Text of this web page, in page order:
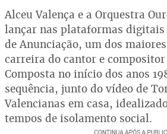
Alceu Valença e a Orquestra
lançar nas plataformas digitais
de Anunciação, um dos
carreira do cantor e
Composta no início dos anos
sequência, junto do vídeo de
Valencianas em casa,
tempos de isolamento social.